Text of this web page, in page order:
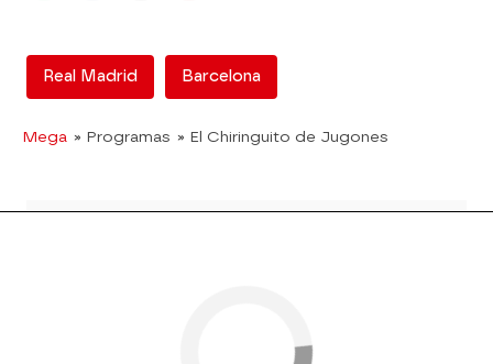
Real Madrid Barcelona
Mega » Programas » El Chiringuito de Jugones